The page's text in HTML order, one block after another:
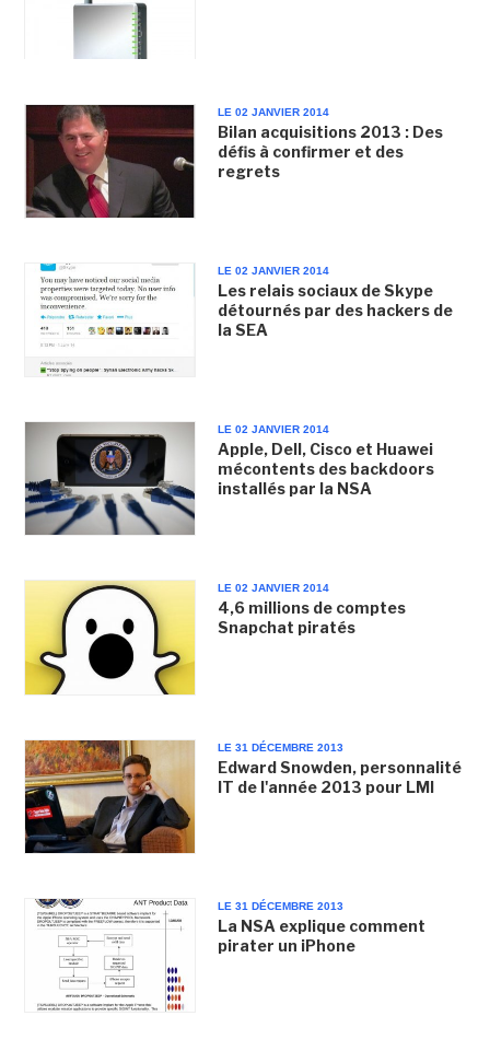
LE 02 JANVIER 2014
Bilan acquisitions 2013 : Des
défis à confirmer et des
regrets
LE 02 JANVIER 2014
Les relais sociaux de Skype
détournés par des hackers de
la SEA
LE 02 JANVIER 2014
Apple, Dell, Cisco et Huawei
mécontents des backdoors
installés par la NSA
LE 02 JANVIER 2014
4,6 millions de comptes
Snapchat piratés
LE 31 DÉCEMBRE 2013
Edward Snowden, personnalité
IT de l'année 2013 pour LMI
LE 31 DÉCEMBRE 2013
La NSA explique comment
pirater un iPhone